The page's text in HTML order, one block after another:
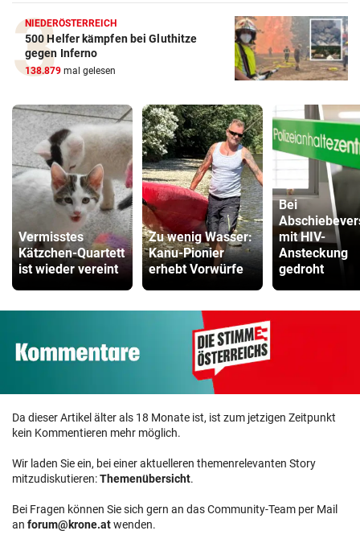
NIEDERÖSTERREICH
500 Helfer kämpfen bei Gluthitze
gegen Inferno
138.879 mal gelesen
Vermisstes
Kätzchen-Quartett
ist wieder vereint
Zu wenig Wasser:
Kanu-Pionier
erhebt Vorwürfe
Bei
mit HIV-
Ansteckung
gedroht
Da dieser Artikel älter als 18 Monate ist, ist zum jetzigen Zeitpunkt
kein Kommentieren mehr möglich.
Wir laden Sie ein, bei einer aktuelleren themenrelevanten Story
mitzudiskutieren:Themenübersicht.
Bei Fragen können Sie sich gern an das Community-Team per Mail
an forum@krone.atwenden.